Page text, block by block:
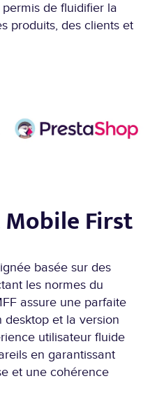
de fluidifier la
produits, des clients et
First
basée sur des
les normes du
assure une parfaite
desktop et la version
utilisateur fluide
en garantissant
et une cohérence